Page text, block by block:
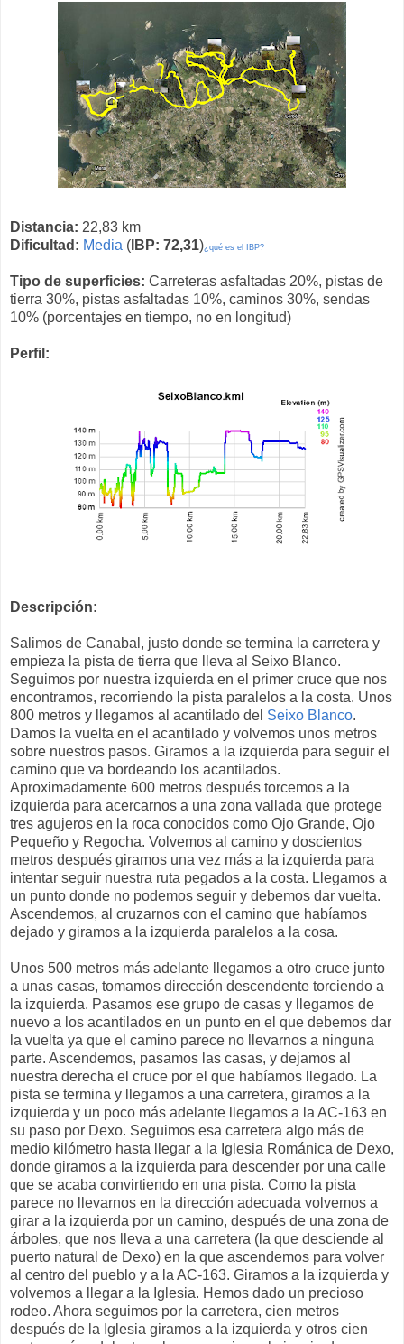
Distancia: 22,83 km
Dificultad: Media ( IBP: 72,31)¿qué es el IBP?
Tipo de superficies: Carreteras asfaltadas 20%, pistas de
tierra 30%, pistas asfaltadas 10%, caminos 30%, sendas
10% (porcentajes en tiempo, no en longitud)
Perfil:
Descripción:
Salimos de Canabal, justo donde se termina la carretera y
empieza la pista de tierra que lleva al Seixo Blanco.
Seguimos por nuestra izquierda en el primer cruce que nos
encontramos, recorriendo la pista paralelos a la costa. Unos
800 metros y llegamos al acantilado del Seixo Blanco.
Damos la vuelta en el acantilado y volvemos unos metros
sobre nuestros pasos. Giramos a la izquierda para seguir el
camino que va bordeando los acantilados.
Aproximadamente 600 metros después torcemos a la
izquierda para acercarnos a una zona vallada que protege
tres agujeros en la roca conocidos como Ojo Grande, Ojo
Pequeño y Regocha. Volvemos al camino y doscientos
metros después giramos una vez más a la izquierda para
intentar seguir nuestra ruta pegados a la costa. Llegamos a
un punto donde no podemos seguir y debemos dar vuelta.
Ascendemos, al cruzarnos con el camino que habíamos
dejado y giramos a la izquierda paralelos a la cosa.
Unos 500 metros más adelante llegamos a otro cruce junto
a unas casas, tomamos dirección descendente torciendo a
la izquierda. Pasamos ese grupo de casas y llegamos de
nuevo a los acantilados en un punto en el que debemos dar
la vuelta ya que el camino parece no llevarnos a ninguna
parte. Ascendemos, pasamos las casas, y dejamos al
nuestra derecha el cruce por el que habíamos llegado. La
pista se termina y llegamos a una carretera, giramos a la
izquierda y un poco más adelante llegamos a la AC-163 en
su paso por Dexo. Seguimos esa carretera algo más de
medio kilómetro hasta llegar a la Iglesia Románica de Dexo,
donde giramos a la izquierda para descender por una calle
que se acaba convirtiendo en una pista. Como la pista
parece no llevarnos en la dirección adecuada volvemos a
girar a la izquierda por un camino, después de una zona de
árboles, que nos lleva a una carretera (la que desciende al
puerto natural de Dexo) en la que ascendemos para volver
al centro del pueblo y a la AC-163. Giramos a la izquierda y
volvemos a llegar a la Iglesia. Hemos dado un precioso
rodeo. Ahora seguimos por la carretera, cien metros
después de la Iglesia giramos a la izquierda y otros cien